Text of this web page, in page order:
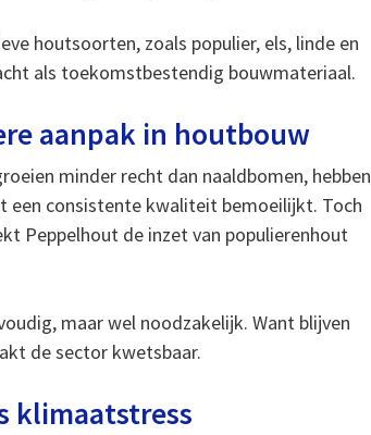
houtsoorten, zoals populier, els, linde en
als toekomstbestendig bouwmateriaal.
aanpak in houtbouw
minder recht dan naaldbomen, hebben
een consistente kwaliteit bemoeilijkt. Toch
Peppelhout de inzet van populierenhout
maar wel noodzakelijk. Want blijven
de sector kwetsbaar.
klimaatstress